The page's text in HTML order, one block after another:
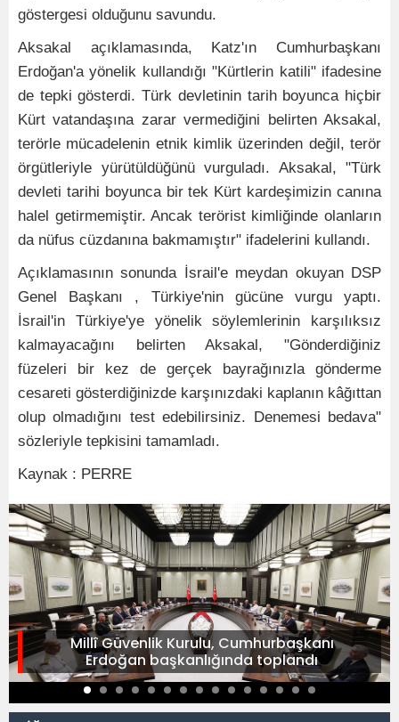
göstergesi olduğunu savundu.
Aksakal açıklamasında, Katz'ın Cumhurbaşkanı
Erdoğan'a yönelik kullandığı "Kürtlerin katili" ifadesine
de tepki gösterdi. Türk devletinin tarih boyunca hiçbir
Kürt vatandaşına zarar vermediğini belirten Aksakal,
terörle mücadelenin etnik kimlik üzerinden değil, terör
örgütleriyle yürütüldüğünü vurguladı. Aksakal, "Türk
devleti tarihi boyunca bir tek Kürt kardeşimizin canına
halel getirmemiştir. Ancak terörist kimliğinde olanların
da nüfus cüzdanına bakmamıştır" ifadelerini kullandı.
Açıklamasının sonunda İsrail'e meydan okuyan DSP
Genel Başkanı , Türkiye'nin gücüne vurgu yaptı.
İsrail'in Türkiye'ye yönelik söylemlerinin karşılıksız
kalmayacağını belirten Aksakal, "Gönderdiğiniz
füzeleri bir kez de gerçek bayrağınızla gönderme
cesareti gösterdiğinizde karşınızdaki kaplanın kâğıttan
olup olmadığını test edebilirsiniz. Denemesi bedava"
sözleriyle tepkisini tamamladı.
Kaynak : PERRE
Millî Güvenlik Kurulu, Cumhurbaşkanı
Erdoğan başkanlığında toplandı